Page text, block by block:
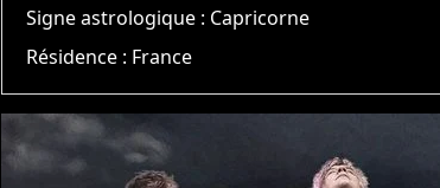
Signe astrologique : Capricorne
Résidence : France